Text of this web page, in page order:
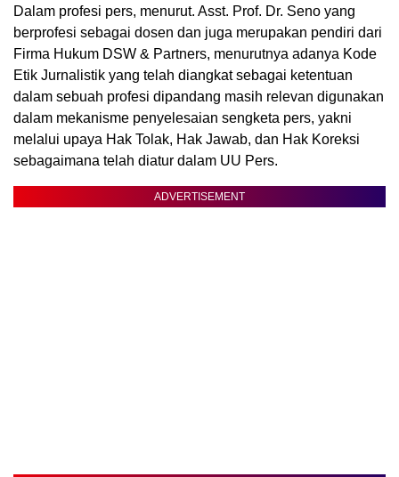
Dalam profesi pers, menurut. Asst. Prof. Dr. Seno yang
berprofesi sebagai dosen dan juga merupakan pendiri dari
Firma Hukum DSW & Partners, menurutnya adanya Kode
Etik Jurnalistik yang telah diangkat sebagai ketentuan
dalam sebuah profesi dipandang masih relevan digunakan
dalam mekanisme penyelesaian sengketa pers, yakni
melalui upaya Hak Tolak, Hak Jawab, dan Hak Koreksi
sebagaimana telah diatur dalam UU Pers.
ADVERTISEMENT